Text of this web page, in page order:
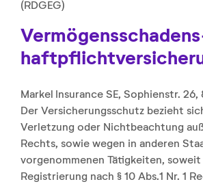
(RDGEG)
Markel Insurance SE, Sophienstr.
Der Versicherungsschutz bezieht
Verletzung oder Nichtbeachtung
Rechts, sowie wegen in anderen
vorgenommenen Tätigkeiten, soweit
Registrierung nach § 10 Abs.1 Nr. 1